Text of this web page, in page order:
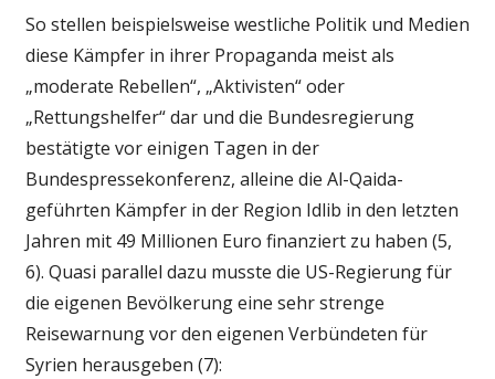
So stellen beispielsweise westliche Politik und Medien
diese Kämpfer in ihrer Propaganda meist als
„moderate Rebellen“, „Aktivisten“ oder
„Rettungshelfer“ dar und die Bundesregierung
bestätigte vor einigen Tagen in der
Bundespressekonferenz, alleine die Al-Qaida-
geführten Kämpfer in der Region Idlib in den letzten
Jahren mit 49 Millionen Euro finanziert zu haben (5,
6). Quasi parallel dazu musste die US-Regierung für
die eigenen Bevölkerung eine sehr strenge
Reisewarnung vor den eigenen Verbündeten für
Syrien herausgeben (7):